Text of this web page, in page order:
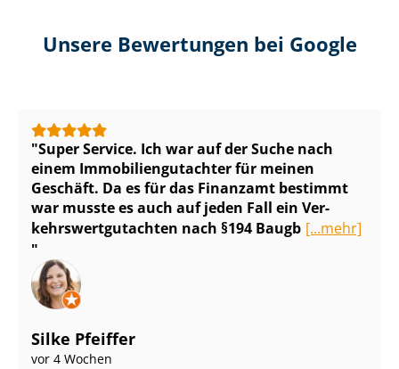
Unsere Bewertungen bei Google
Super Service. Ich war auf der Suche nach
einem Im­mo­bi­li­en­gut­ach­ter für meinen
Geschäft. Da es für das Finanzamt bestimmt
war musste es auch auf jeden Fall ein Ver­
kehrs­wert­gut­ach­ten nach §194 Baugb [...mehr]
Silke Pfeiffer
vor 4 Wochen